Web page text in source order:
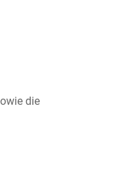
die